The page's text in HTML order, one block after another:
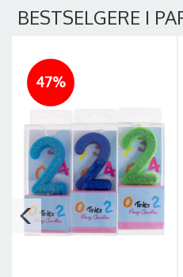
BESTSELGERE I
47%